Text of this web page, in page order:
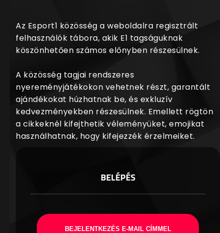
Az Esport1 közösség a weboldalra regisztrált
felhasználók tábora, akik E1 tagságuknak
köszönhetően számos előnyben részesülnek.
A közösség tagjai rendszeres
nyereményjátékokon vehetnek részt, garantált
ajándékokat húzhatnak be, és exkluzív
kedvezményekben részesülnek. Emellett rögtön
a cikkeknél kifejthetik véleményüket, emojikat
használhatnak, hogy kifejezzék érzelmeiket.
BELÉPÉS
BEJELENTKEZÉS E-MAIL CÍMMEL